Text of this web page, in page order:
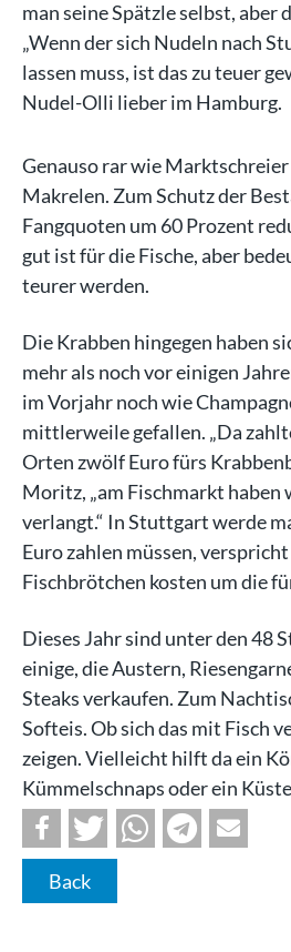
man seine Spätzle selbst, aber
„Wenn der sich Nudeln nach
lassen muss, ist das zu teuer
Nudel-Olli lieber im Hamburg.
Genauso rar wie
Makrelen. Zum Schutz der
Fangquoten um 60 Prozent
gut ist für die Fische, aber
teurer werden.
Die Krabben hingegen haben
mehr als noch vor einigen
im Vorjahr noch wie
mittlerweile gefallen. „Da
Orten zwölf Euro fürs
Moritz, „am Fischmarkt haben
verlangt.“ In Stuttgart werde
Euro zahlen müssen,
Fischbrötchen kosten um die
Dieses Jahr sind unter den 48
einige, die Austern,
Steaks verkaufen. Zum
Softeis. Ob sich das mit Fisch
zeigen. Vielleicht hilft da ein
Kümmelschnaps oder ein
Back